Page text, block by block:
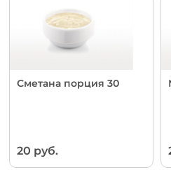
Сметана порция 30
20 руб.